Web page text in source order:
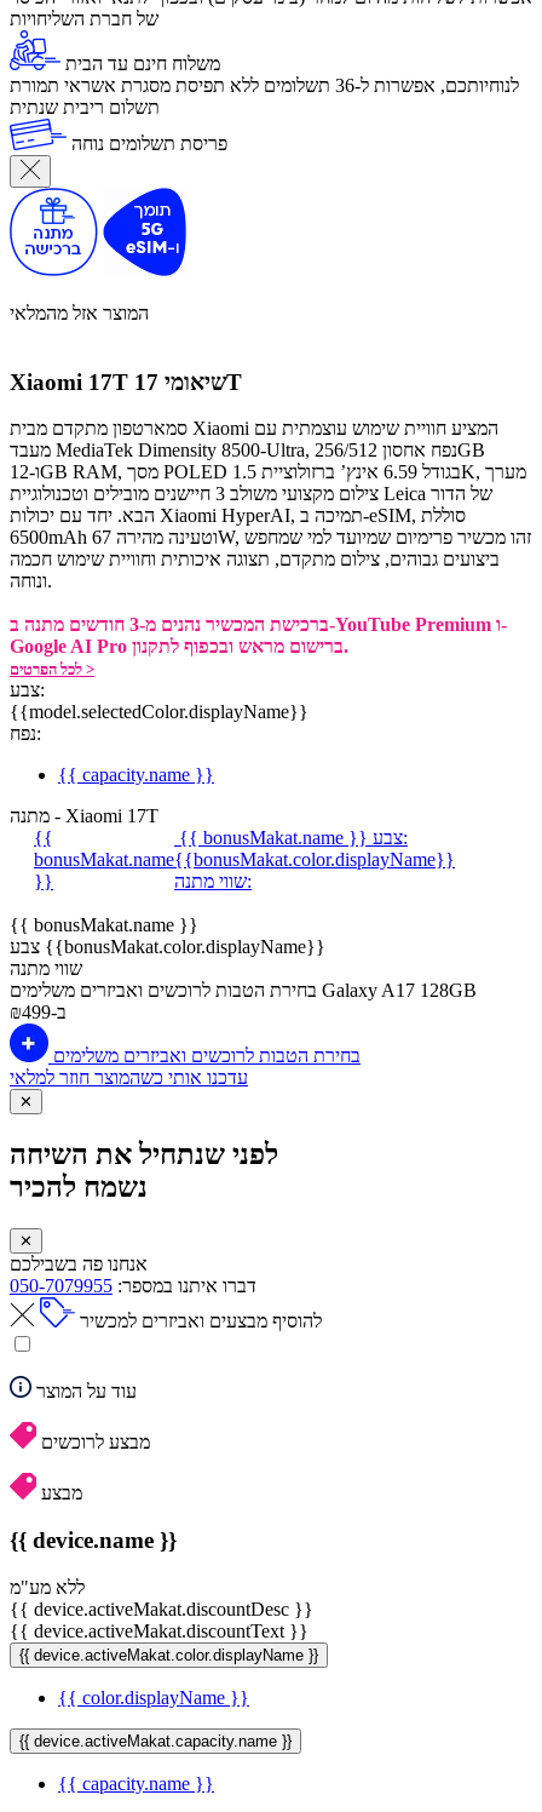
של חברת השליחויות
משלוח חינם עד הבית
לנוחיותכם, אפשרות ל-36 תשלומים ללא תפיסת מסגרת אשראי תמורת
תשלום ריבית שנתית
פריסת תשלומים נוחה
המוצר אזל מהמלאי
Xiaomi 17T שיאומי 17T
סמארטפון מתקדם מבית Xiaomi המציע חוויית שימוש עוצמתית עם
מעבד MediaTek Dimensity 8500-Ultra, נפח אחסון 256/512GB
ו-12GB RAM, מסך POLED בגודל 6.59 אינץ’ ברזולוציית 1.5K, מערך
צילום מקצועי משולב 3 חיישנים מובילים וטכנולוגיית Leica של הדור
הבא. יחד עם יכולות Xiaomi HyperAI, תמיכה ב-eSIM, סוללת
6500mAh וטעינה מהירה 67W, זהו מכשיר פרימיום שמיועד למי שמחפש
ביצועים גבוהים, צילום מתקדם, תצוגה איכותית וחוויית שימוש חכמה
ונוחה.
ברכישת המכשיר נהנים מ-3 חודשים מתנה ב-YouTube Premium ו-
Google AI Pro ברישום מראש ובכפוף לתקנון.
לכל הפרטים >
צבע:
{{model.selectedColor.displayName}}
נפח:
{{ capacity.name }}
מתנה - Xiaomi 17T
{{
bonusMakat.name
}}
{{ bonusMakat.name }}
צבע:
{{bonusMakat.color.displayName}}
שווי מתנה:
{{ bonusMakat.name }}
צבע {{bonusMakat.color.displayName}}
שווי מתנה
Galaxy A17 128GB
ב-₪499
בחירת הטבות לרוכשים ואביזרים משלימים
עדכנו אותי כשהמוצר חוזר למלאי
✕
לפני שנתחיל את השיחה
נשמח להכיר
✕
אנחנו פה בשבילכם
דברו איתנו במספר: 050-7079955
להוסיף מבצעים ואביזרים למכשיר
עוד על המוצר
מבצע לרוכשים
מבצע
{{ device.name }}
ללא מע"מ
{{ device.activeMakat.discountDesc }}
{{ device.activeMakat.discountText }}
{{ device.activeMakat.color.displayName }}
{{ color.displayName }}
{{ device.activeMakat.capacity.name }}
{{ capacity.name }}